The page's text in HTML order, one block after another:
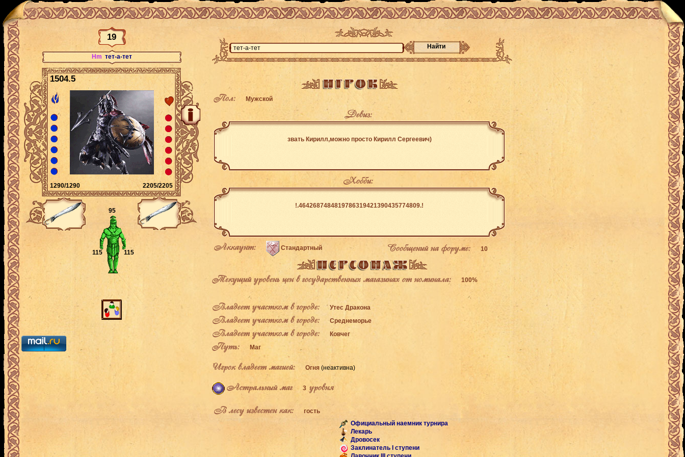
19
Hm тет-а-тет
1504.5
1290/1290 2205/2205
95
115 115
Найти
Пол: Мужской
Девиз:
звать Кирилл,можно просто Кирилл Сергеевич)
Хобби:
!.4642687484819786319421390435774809.!
Аккаунт: Стандартный Сообщений на форуме: 10
Текущий уровень цен в государственных магазинах от номинала: 100%
Владеет участком в городе: Утес Дракона
Владеет участком в городе: Среднеморье
Владеет участком в городе: Ковчег
Путь: Маг
Игрок владеет магией: Огня (неактивна)
Астральный маг 3 уровня
В лесу известен как:
гость
Официальный наемник турнира
Лекарь
Дровосек
Заклинатель I ступени